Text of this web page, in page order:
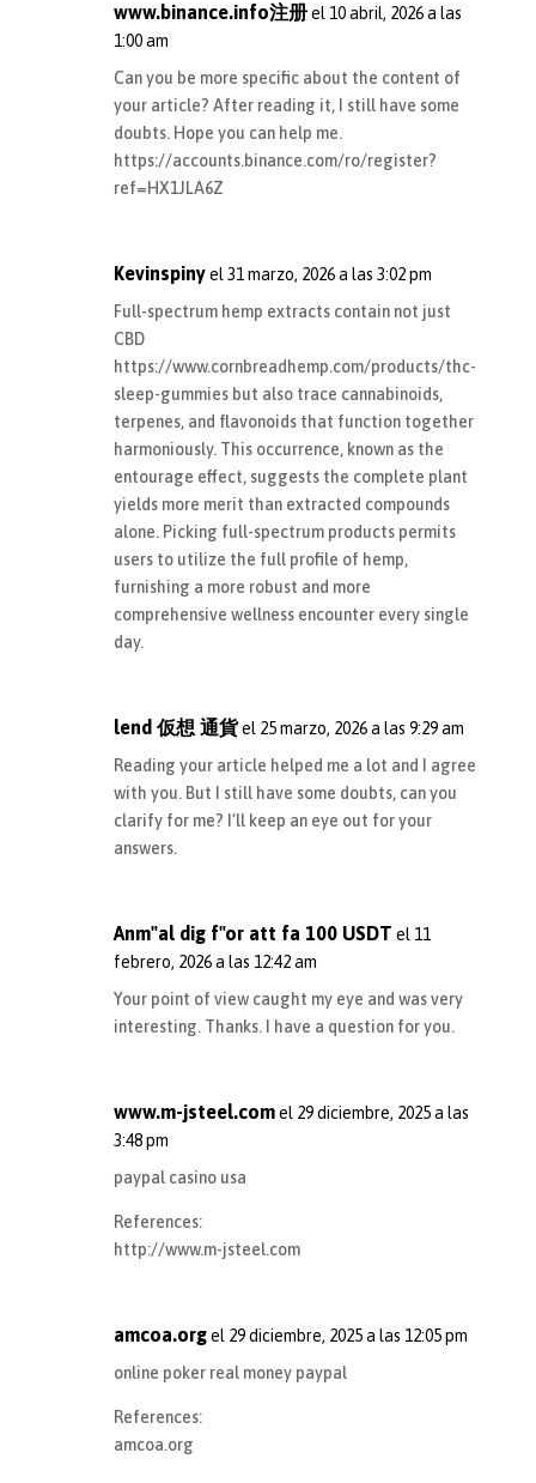
www.binance.info注册 el 10 abril, 2026 a las
1:00 am
Can you be more specific about the content of
your article? After reading it, I still have some
doubts. Hope you can help me.
https://accounts.binance.com/ro/register?
ref=HX1JLA6Z
Kevinspiny el 31 marzo, 2026 a las 3:02 pm
Full-spectrum hemp extracts contain not just
CBD
https://www.cornbreadhemp.com/products/thc-
sleep-gummiesbut also trace cannabinoids,
terpenes, and flavonoids that function together
harmoniously. This occurrence, known as the
entourage effect, suggests the complete plant
yields more merit than extracted compounds
alone. Picking full-spectrum products permits
users to utilize the full profile of hemp,
furnishing a more robust and more
comprehensive wellness encounter every single
day.
lend 仮想 通貨 el 25 marzo, 2026 a las 9:29 am
Reading your article helped me a lot and I agree
with you. But I still have some doubts, can you
clarify for me? I’ll keep an eye out for your
answers.
Anm"al dig f"or att fa 100 USDT el 11
febrero, 2026 a las 12:42 am
Your point of view caught my eye and was very
interesting. Thanks. I have a question for you.
www.m-jsteel.com el 29 diciembre, 2025 a las
3:48 pm
paypal casino usa
References:
http://www.m-jsteel.com
amcoa.org el 29 diciembre, 2025 a las 12:05 pm
online poker real money paypal
References:
amcoa.org